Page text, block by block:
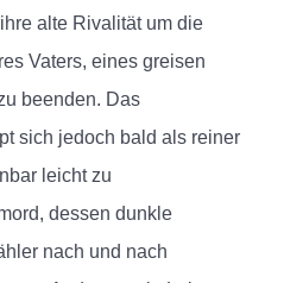
alte Rivalität um die
Vaters, eines greisen
beenden. Das
sich jedoch bald als reiner
leicht zu
dessen dunkle
nach und nach